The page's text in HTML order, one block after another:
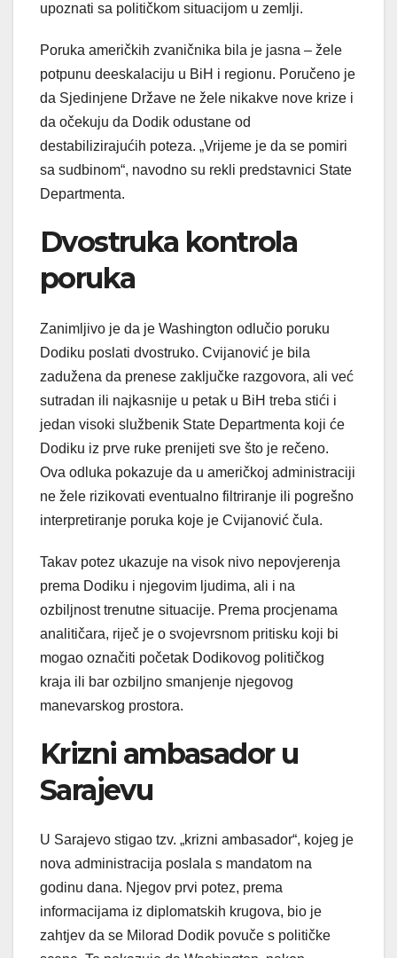
upoznati sa političkom situacijom u zemlji.
Poruka američkih zvaničnika bila je jasna – žele
potpunu deeskalaciju u BiH i regionu. Poručeno je
da Sjedinjene Države ne žele nikakve nove krize i
da očekuju da Dodik odustane od
destabilizirajućih poteza. „Vrijeme je da se pomiri
sa sudbinom“, navodno su rekli predstavnici State
Departmenta.
Dvostruka kontrola
poruka
Zanimljivo je da je Washington odlučio poruku
Dodiku poslati dvostruko. Cvijanović je bila
zadužena da prenese zaključke razgovora, ali već
sutradan ili najkasnije u petak u BiH treba stići i
jedan visoki službenik State Departmenta koji će
Dodiku iz prve ruke prenijeti sve što je rečeno.
Ova odluka pokazuje da u američkoj administraciji
ne žele rizikovati eventualno filtriranje ili pogrešno
interpretiranje poruka koje je Cvijanović čula.
Takav potez ukazuje na visok nivo nepovjerenja
prema Dodiku i njegovim ljudima, ali i na
ozbiljnost trenutne situacije. Prema procjenama
analitičara, riječ je o svojevrsnom pritisku koji bi
mogao označiti početak Dodikovog političkog
kraja ili bar ozbiljno smanjenje njegovog
manevarskog prostora.
Krizni ambasador u
Sarajevu
U Sarajevo stigao tzv. „krizni ambasador“, kojeg je
nova administracija poslala s mandatom na
godinu dana. Njegov prvi potez, prema
informacijama iz diplomatskih krugova, bio je
zahtjev da se Milorad Dodik povuče s političke